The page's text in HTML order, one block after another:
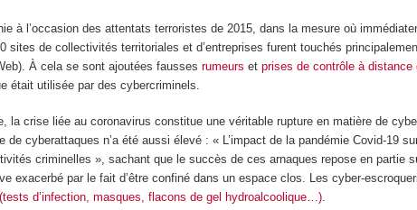
à l’occasion des attentats terroristes de 2015, dans la mesure où
sites de collectivités territoriales et d’entreprises furent touchés
À cela se sont ajoutées faussesrumeurs etprises de contrôle à distance
était utilisée par des cybercriminels.
la crise liée au coronavirus constitue une véritable rupture en matière de
de cyberattaques n’a été aussi élevé : « L’impact de la pandémie Covid-19
criminelles », sachant que le succès de ces arnaques repose en partie
exacerbé par le fait d’être confiné dans un espace clos. Les cyber-
d’infection, masques, flacons de gel hydroalcoolique…).